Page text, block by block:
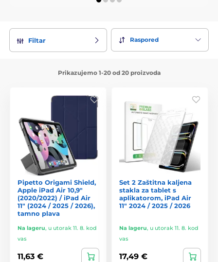
Filtar Raspored
Prikazujemo 1-20 od 20 proizvoda
Pipetto Origami Shield,
Apple iPad Air 10,9"
(2020/2022) / iPad Air
11" (2024 / 2025 / 2026),
tamno plava
Na lageru, u utorak 11. 8. kod
vas
11,63 €
Set 2 Zaštitna kaljena
stakla za tablet s
aplikatorom, iPad Air
11" 2024 / 2025 / 2026
Na lageru, u utorak 11. 8. kod
vas
17,49 €